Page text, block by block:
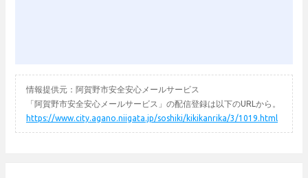
情報提供元：阿賀野市安全安心メールサービス
「阿賀野市安全安心メールサービス」の配信登録は以下のURLから。
https://www.city.agano.niigata.jp/soshiki/kikikanrika/3/1019.html